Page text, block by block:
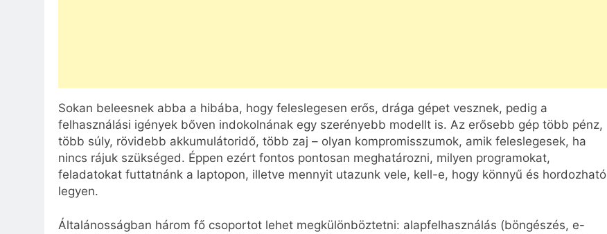
Sokan beleesnek abba a hibába, hogy feleslegesen erős, drága gépet vesznek, pedig a
felhasználási igények bőven indokolnának egy szerényebb modellt is. Az erősebb gép több pénz,
több súly, rövidebb akkumulátoridő, több zaj – olyan kompromisszumok, amik feleslegesek, ha
nincs rájuk szükséged. Éppen ezért fontos pontosan meghatározni, milyen programokat,
feladatokat futtatnánk a laptopon, illetve mennyit utazunk vele, kell-e, hogy könnyű és hordozható
legyen.
Általánosságban három fő csoportot lehet megkülönböztetni: alapfelhasználás (böngészés, e-